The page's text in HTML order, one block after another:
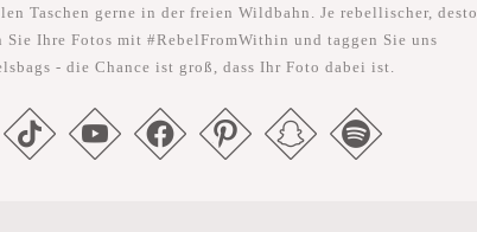
Taschen gerne in der freien Wildbahn. Je rebellischer, desto
Sie Ihre Fotos mit #RebelFromWithin und taggen Sie uns
- die Chance ist groß, dass Ihr Foto dabei ist.